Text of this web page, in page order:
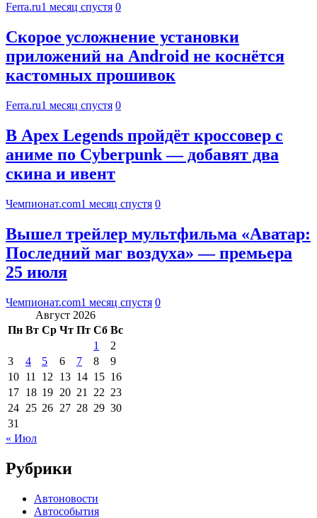
Ferra.ru1 месяц спустя 0
Скорое усложнение установки
приложений на Android не коснётся
кастомных прошивок
Ferra.ru1 месяц спустя 0
В Apex Legends пройдёт кроссовер с
аниме по Cyberpunk — добавят два
скина и ивент
Чемпионат.com1 месяц спустя 0
Вышел трейлер мультфильма «Аватар:
Последний маг воздуха» — премьера
25 июля
Чемпионат.com1 месяц спустя 0
Август 2026
Пн Вт Ср Чт Пт Сб Вс
1
2
3
4 5 6 7 8
9
10 11 12 13 14 15 16
17 18 19 20 21 22 23
24 25 26 27 28 29 30
31
« Июл
Рубрики
Автоновости
Автособытия